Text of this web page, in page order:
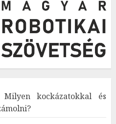
kockázatokkal és